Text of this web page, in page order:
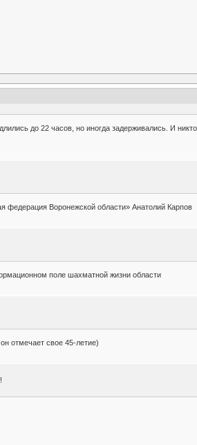
до 22 часов, но иногда задерживались. И
Воронежской области» Анатолий Карпов
поле шахматной жизни области
отмечает свое 45-летие)